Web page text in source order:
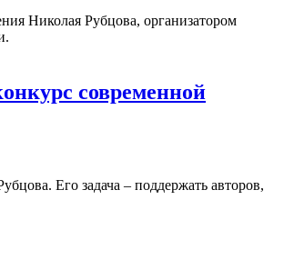
Николая Рубцова, организатором
современной
Его задача – поддержать авторов,